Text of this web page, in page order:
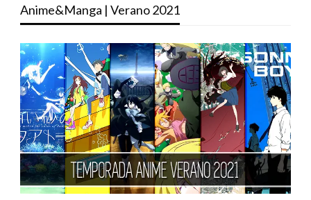
Anime&Manga | Verano 2021